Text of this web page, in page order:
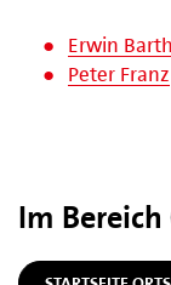
Erwin
Peter Franz
Im